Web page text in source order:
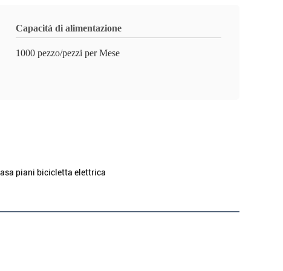
Capacità di alimentazione
1000 pezzo/pezzi per Mese
piani bicicletta elettrica